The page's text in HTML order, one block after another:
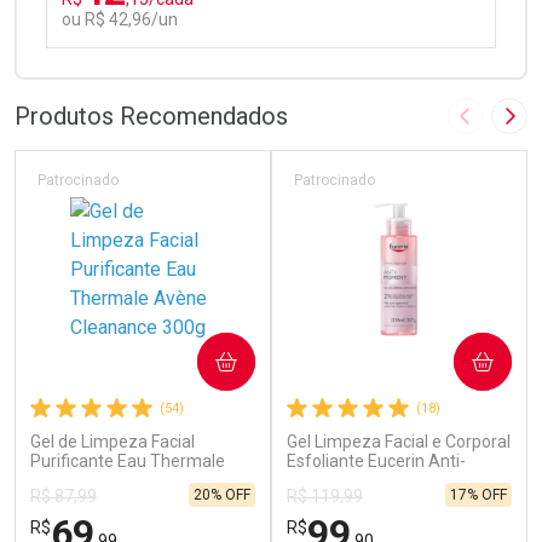
ou R$ 42,96/un
Laboratório
Ativar Desconto
Comprar sem Desconto
Por R$ 42,96/cada
Por Menos
Comprar sem Desconto
Por R$ 42,96/cada
Produtos Recomendados Imagem
(54)
Gel de Limpeza Facial
Purificante Eau Thermale
Avène Cleanance 300g
Patrocinado
R$ 87,99
R$
20% OFF
COMPRAR
(18)
Gel Limpeza Facial e Corporal
Esfoliante Eucerin Anti-
Patrocinado
R$ 119,99
R$
17% OFF
COMPRAR